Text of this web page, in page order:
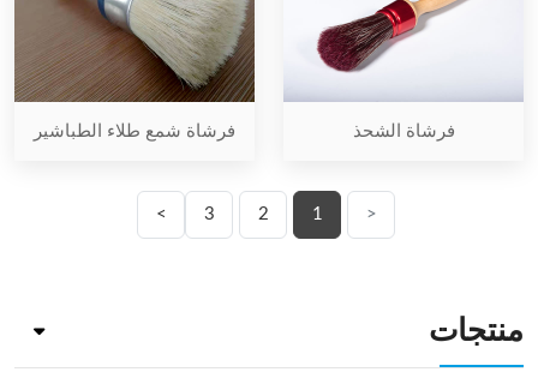
فرشاة الشحذ فرشاة شمع طلاء الطباشير
<
1
2
3
>
منتجات